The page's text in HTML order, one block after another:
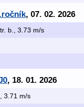
, 07. 02. 2026
b., 3.73 m/s
, 18. 01. 2026
3.71 m/s